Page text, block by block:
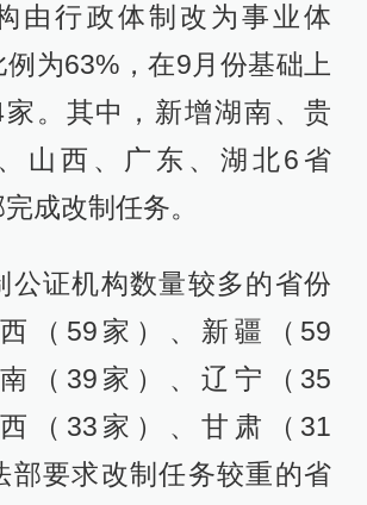
由行政体制改为事业体
为63%，在9月份基础上
家。其中，新增湖南、贵
山西、广东、湖北6省
完成改制任务。
公证机构数量较多的省份
（59家）、新疆（59
（39家）、辽宁（35
（33家）、甘肃（31
部要求改制任务较重的省